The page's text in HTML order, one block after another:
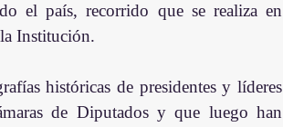
el país, recorrido que se realiza en
Institución.
históricas de presidentes y líderes
de Diputados y que luego han